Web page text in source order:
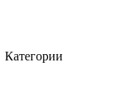
Категории